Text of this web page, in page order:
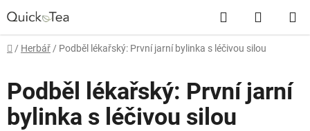
na
obsah
Hledat
KOŠÍK
Domů
/ Herbář / Podběl lékařský: První jarní bylinka s léčivou silou
Podběl lékařský: První jarní
bylinka s léčivou silou